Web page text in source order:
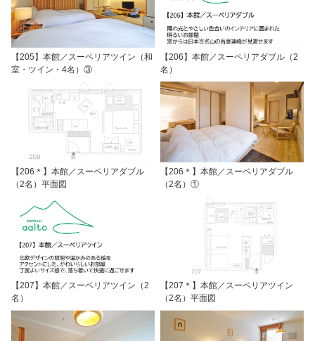
【205】本館／スーペリアツイン（和
室・ツイン・4名）③
【206】本館／スーペリアダブル（2
名）
【206＊】本館／スーペリアダブル
（2名）平面図
【206＊】本館／スーペリアダブル
（2名）①
【207】本館／スーペリアツイン（2
名）
【207＊】本館／スーペリアツイン
（2名）平面図